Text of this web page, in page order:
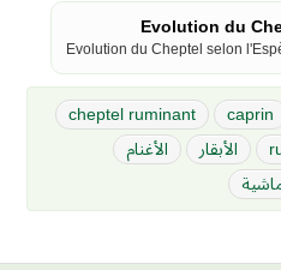
Evolution du
Evolution du Cheptel selon
cheptel ruminant
الأبقار
الأغنام